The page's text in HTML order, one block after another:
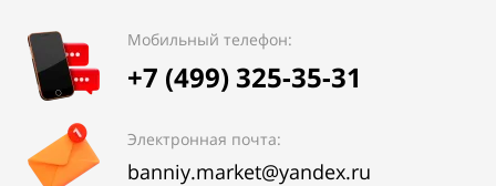
Мобильный телефон:
+7 (499) 325-35-31
Электронная почта:
banniy.market@yandex.ru